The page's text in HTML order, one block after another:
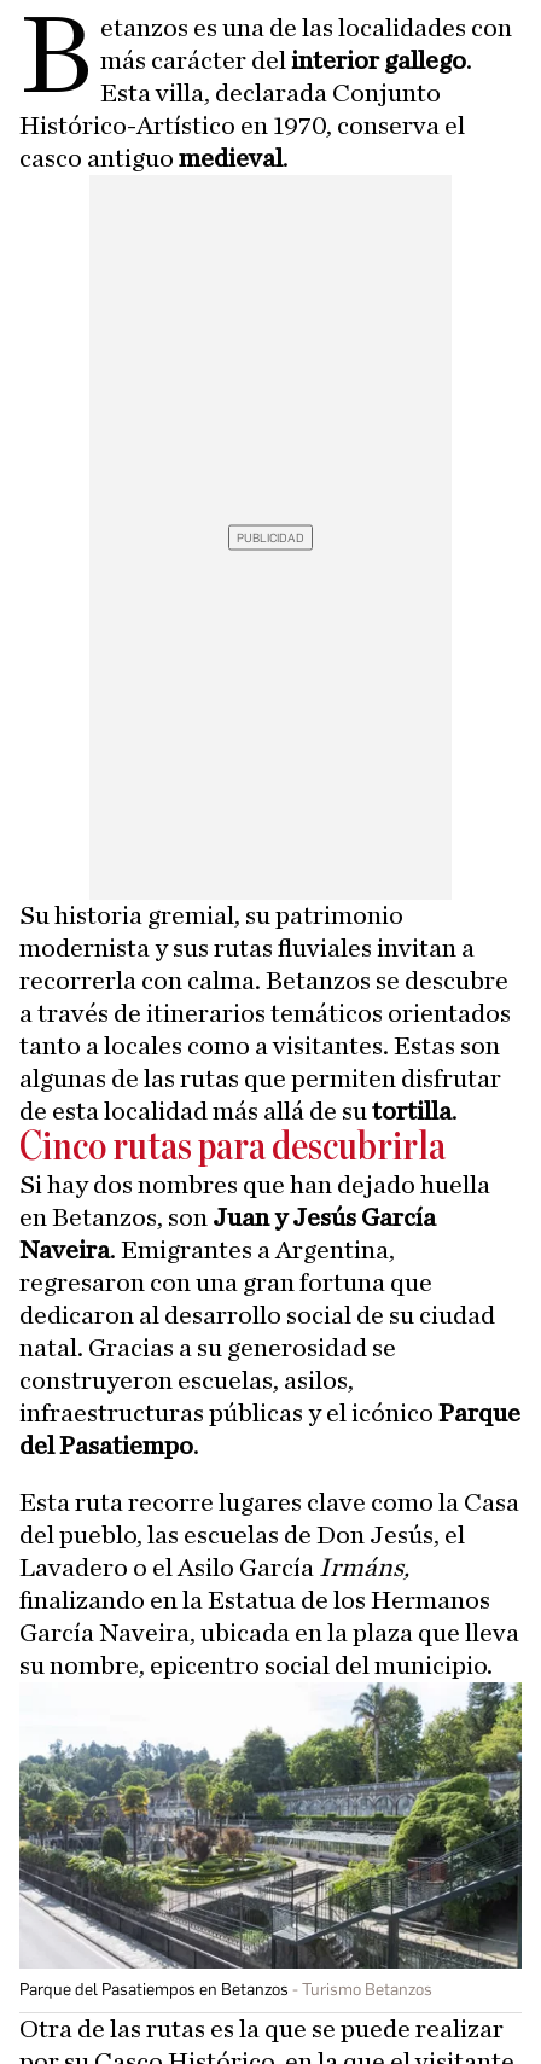
B etanzos es una de las localidades con
más carácter del interior gallego.
Esta villa, declarada Conjunto
Histórico-Artístico en 1970, conserva el
casco antiguo medieval.
Su historia gremial, su patrimonio
modernista y sus rutas fluviales invitan a
recorrerla con calma. Betanzos se descubre
a través de itinerarios temáticos orientados
tanto a locales como a visitantes. Estas son
algunas de las rutas que permiten disfrutar
de esta localidad más allá de su tortilla.
Cinco rutas para descubrirla
Si hay dos nombres que han dejado huella
en Betanzos, son Juan y Jesús García
Naveira. Emigrantes a Argentina,
regresaron con una gran fortuna que
dedicaron al desarrollo social de su ciudad
natal. Gracias a su generosidad se
construyeron escuelas, asilos,
infraestructuras públicas y el icónico Parque
del Pasatiempo.
Esta ruta recorre lugares clave como la Casa
del pueblo, las escuelas de Don Jesús, el
Lavadero o el Asilo García Irmáns,
finalizando en la Estatua de los Hermanos
García Naveira, ubicada en la plaza que lleva
su nombre, epicentro social del municipio.
Parque del Pasatiempos en Betanzos Turismo Betanzos
Otra de las rutas es la que se puede realizar